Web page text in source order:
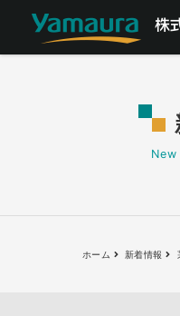
ホーム 新着情報